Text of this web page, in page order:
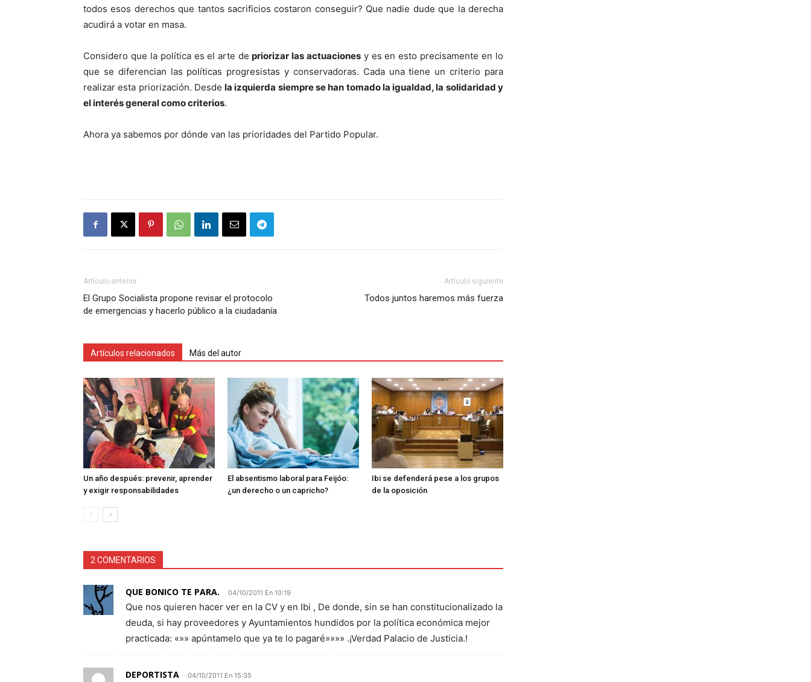
todos esos derechos que tantos sacrificios costaron conseguir? Que nadie dude que la derecha
acudirá a votar en masa.
Considero que la política es el arte de priorizar las actuacionesy es en esto precisamente en lo
que se diferencian las políticas progresistas y conservadoras. Cada una tiene un criterio para
realizar esta priorización. Desdela izquierda siempre se han tomado la igualdad, la solidaridad y
el interés general como criterios.
Ahora ya sabemos por dónde van las prioridades del Partido Popular.
Artículo anterior
El Grupo Socialista propone revisar el protocolo
de emergencias y hacerlo público a la ciudadanía
Artículo siguiente
Todos juntos haremos más fuerza
Artículos relacionados Más del autor
Un año después: prevenir, aprender
y exigir responsabilidades
El absentismo laboral para Feijóo:
¿un derecho o un capricho?
Ibi se defenderá pese a los grupos
de la oposición
2 COMENTARIOS
QUE BONICO TE PARA. 04/10/2011 En 10:19
Que nos quieren hacer ver en la CV y en Ibi , De donde, sin se han constitucionalizado la
deuda, si hay proveedores y Ayuntamientos hundidos por la política económica mejor
practicada: «»» apúntamelo que ya te lo pagaré»»»» .¡Verdad Palacio de Justicia.!
DEPORTISTA 04/10/2011 En 15:35